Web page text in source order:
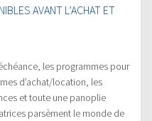
AVANT L’ACHAT ET
les programmes pour
d’achat/location, les
et toute une panoplie
parsèment le monde de